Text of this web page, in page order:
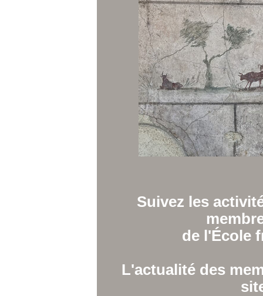
Suivez les
de l'École
L'actualité des